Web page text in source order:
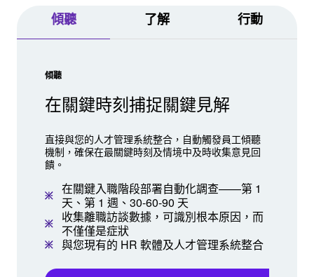
傾聽 了解 行動
傾聽
在關鍵時刻捕捉關鍵見解
直接與您的人才管理系統整合，自動觸發員工傾聽
機制，確保在最關鍵時刻及情境中及時收集意見回
饋。
在關鍵入職階段部署自動化調查——第 1
天、第 1 週、30-60-90 天
收集離職訪談數據，可識別根本原因，而
不僅僅是症狀
與您現有的 HR 軟體及人才管理系統整合